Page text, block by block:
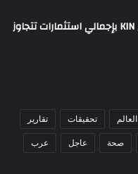
Imarrae تبدأ أعمال الإنشاءات بمشروع KIN بإجمالي استثمارات تتجاوز
العالم تحقيقات تقارير
صحة عاجل عرب